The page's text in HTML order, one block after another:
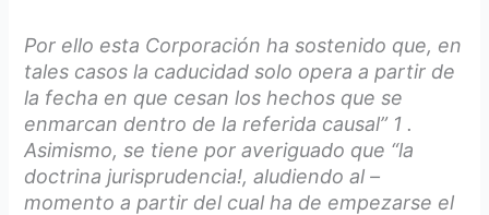
Por ello esta Corporación ha sostenido que, en
tales casos la caducidad solo opera a partir de
la fecha en que cesan los hechos que se
enmarcan dentro de la referida causal” 1 .
Asimismo, se tiene por averiguado que “la
doctrina jurisprudencia!, aludiendo al –
momento a partir del cual ha de empezarse el